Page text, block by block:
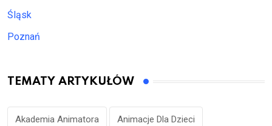
Śląsk
Poznań
TEMATY ARTYKUŁÓW
Akademia Animatora Animacje Dla Dzieci